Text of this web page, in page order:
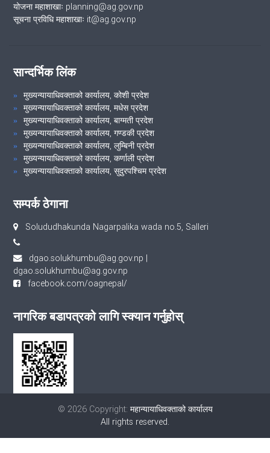
योजना महाशाखाः planning@ag.gov.np
सूचना प्रविधि महाशाखाः it@ag.gov.np
सान्दर्भिक लिंक
मुख्यन्यायाधिवक्ताको कार्यालय, कोशी प्रदेश
मुख्यन्यायाधिवक्ताको कार्यालय, मधेस प्रदेश
मुख्यन्यायाधिवक्ताको कार्यालय, बाग्मती प्रदेश
मुख्यन्यायाधिवक्ताको कार्यालय, गण्डकी प्रदेश
मुख्यन्यायाधिवक्ताको कार्यालय, लुम्बिनी प्रदेश
मुख्यन्यायाधिवक्ताको कार्यालय, कर्णाली प्रदेश
मुख्यन्यायाधिवक्ताको कार्यालय, सुदुरपश्चिम प्रदेश
सम्पर्क ठेगाना
Solududhakunda Nagarpalika wada no.5, Salleri
dgao.solukhumbu@ag.gov.np |
dgao.solukhumbu@ag.gov.np
facebook.com/oagnepal/
नागरिक बडापत्रको लागि स्क्यान गर्नुहोस्
© 2026 Copyright: महान्यायाधिवक्ताको कार्यालय
All rights reserved.